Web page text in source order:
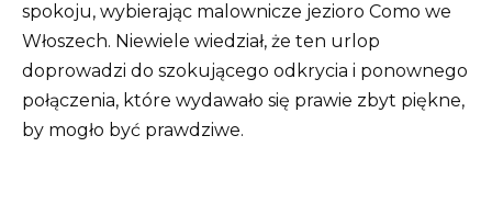
spokoju, wybierając malownicze jezioro Como we
Włoszech. Niewiele wiedział, że ten urlop
doprowadzi do szokującego odkrycia i ponownego
połączenia, które wydawało się prawie zbyt piękne,
by mogło być prawdziwe.